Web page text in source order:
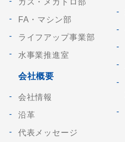
FA・マシン部
ライフアップ事業部
水事業推進室
会社概要
会社情報
沿革
代表メッセージ